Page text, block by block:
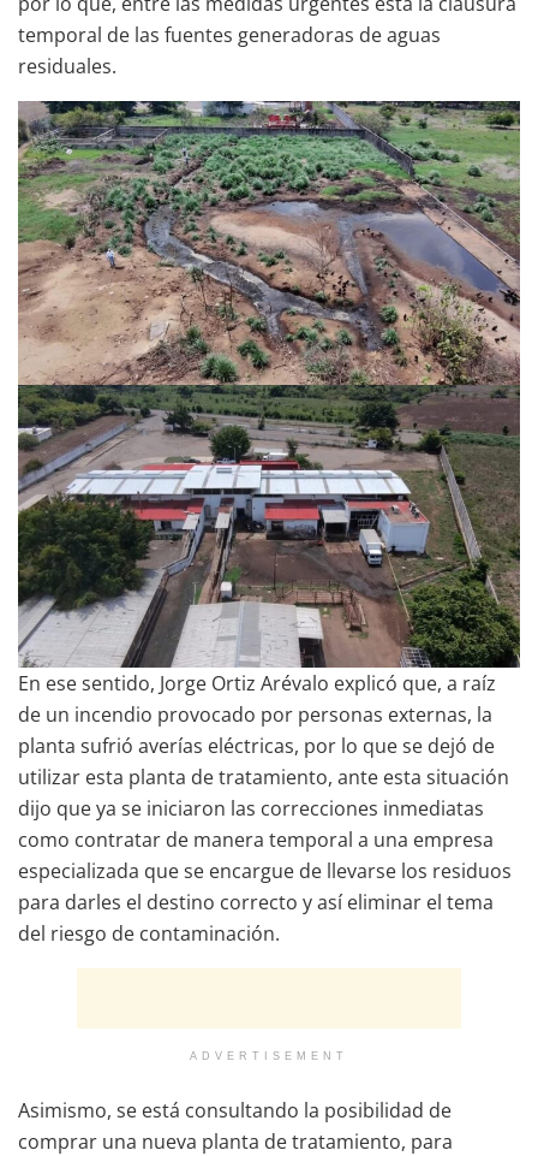
temporal de las fuentes generadoras de aguas
residuales.
En ese sentido, Jorge Ortiz Arévalo explicó que, a raíz
de un incendio provocado por personas externas, la
planta sufrió averías eléctricas, por lo que se dejó de
utilizar esta planta de tratamiento, ante esta situación
dijo que ya se iniciaron las correcciones inmediatas
como contratar de manera temporal a una empresa
especializada que se encargue de llevarse los residuos
para darles el destino correcto y así eliminar el tema
del riesgo de contaminación.
ADVERTISEMENT
Asimismo, se está consultando la posibilidad de
comprar una nueva planta de tratamiento, para